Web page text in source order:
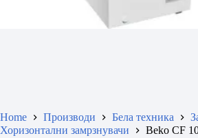
Home Производи Бела техника
Хоризонтални замрзнувачи
Beko CF